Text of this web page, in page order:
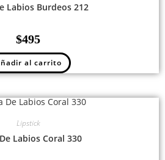
Labios Burdeos 212
$495
al carrito
Lipstick
Labios Coral 330